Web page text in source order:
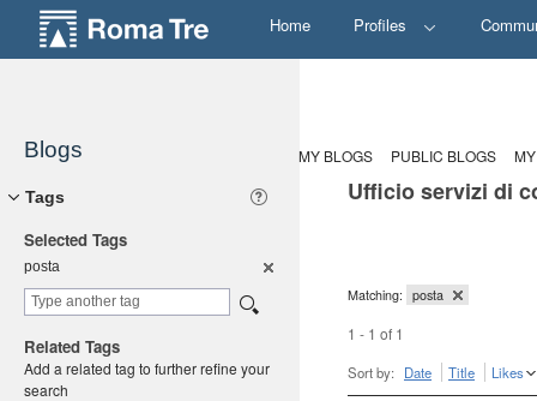
Home Profiles
Blogs MY BLOGS PUBLIC BLOGS
Tags
Selected Tags
posta
Related Tags
Add a related tag to further refine your
search
Ufficio servizi di
Matching: posta
1 - 1 of 1
Sort by: Date Title Likes